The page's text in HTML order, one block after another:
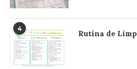
4
Rutina de